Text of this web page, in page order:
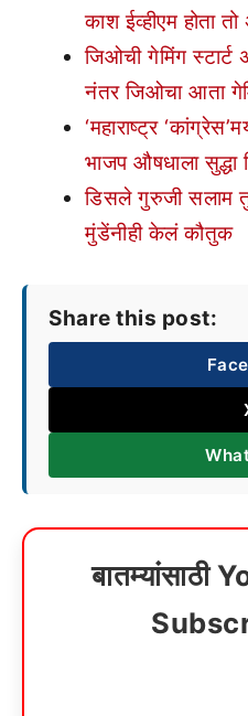
काश ईव्हीएम होता तो
जिओची गेमिंग
नंतर जिओचा आता
‘महाराष्ट्र
भाजप औषधाला
डिसले गुरुजी सलाम
मुंडेंनीही केलं कौतुक
Share this post:
बातम्यांसाठी